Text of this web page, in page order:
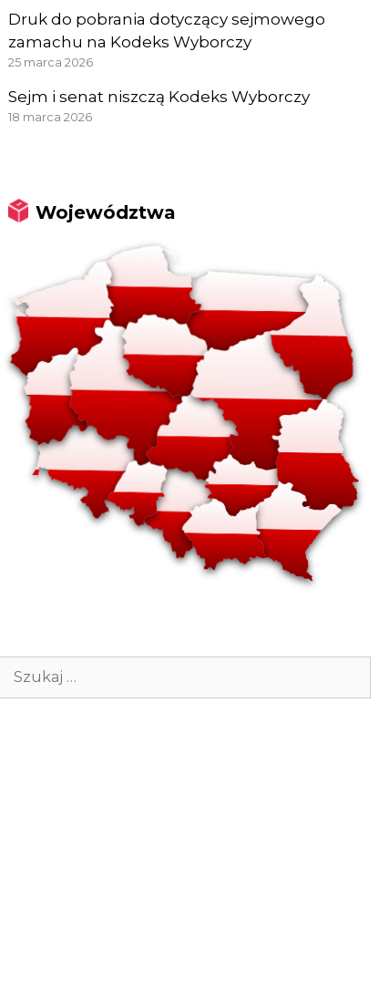
Druk do pobrania dotyczący sejmowego
zamachu na Kodeks Wyborczy
25 marca 2026
Sejm i senat niszczą Kodeks Wyborczy
18 marca 2026
Województwa
Szukaj: